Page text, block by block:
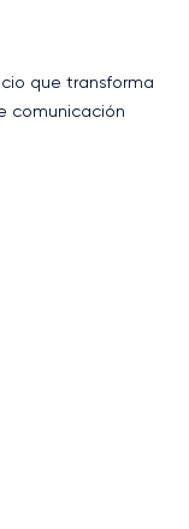
que transforma
comunicación